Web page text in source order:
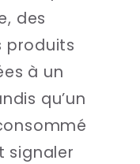
des
produits
à un
qu’un
signaler